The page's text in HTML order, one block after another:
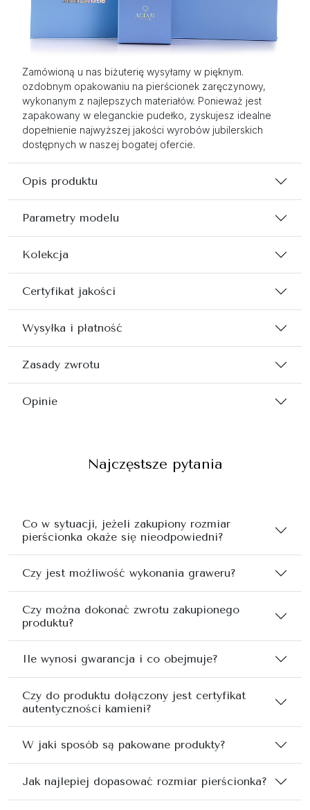
Zamówioną u nas biżuterię wysyłamy w pięknym.
ozdobnym opakowaniu na pierścionek zaręczynowy,
wykonanym z najlepszych materiałów. Ponieważ jest
zapakowany w eleganckie pudełko, zyskujesz idealne
dopełnienie najwyższej jakości wyrobów jubilerskich
dostępnych w naszej bogatej ofercie.
Opis produktu
Parametry modelu
Kolekcja
Certyfikat jakości
Wysyłka i płatność
Zasady zwrotu
Opinie
Najczęstsze pytania
Co w sytuacji, jeżeli zakupiony rozmiar
pierścionka okaże się nieodpowiedni?
Czy jest możliwość wykonania graweru?
Czy można dokonać zwrotu zakupionego
produktu?
Ile wynosi gwarancja i co obejmuje?
Czy do produktu dołączony jest certyfikat
autentyczności kamieni?
W jaki sposób są pakowane produkty?
Jak najlepiej dopasować rozmiar pierścionka?